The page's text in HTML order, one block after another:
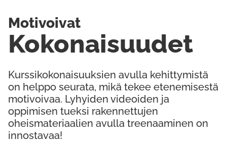
Kurssikokonaisuuksien avulla kehittymistä
on helppo seurata, mikä tekee etenemisestä
motivoivaa. Lyhyiden videoiden ja
oppimisen tueksi rakennettujen
oheismateriaalien avulla treenaaminen on
innostavaa!
Kokonaisuudet
Motivoivat